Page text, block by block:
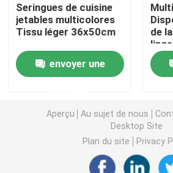
Chiffons de nettoyage de
Tissu industriel à usage lourd
Essuie-glaces pour les services
Seringues de cuisine jetables
Seringues de cuisine
jetables multicolores
Tissu léger 36x50cm
envoyer une
de
Aperçu Au sujet de nous
Desktop Site
Plan du site
Privacy